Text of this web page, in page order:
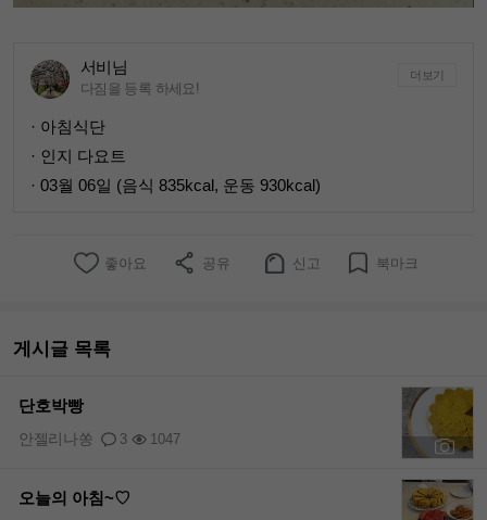
서비님
다짐을 등록 하세요!
더보기
· 아침식단
· 인지 다요트
· 03월 06일 (음식 835kcal, 운동 930kcal)
좋아요 공유 신고 북마크
게시글 목록
단호박빵
3 1047
안젤리나쏭
오늘의 아침~♡